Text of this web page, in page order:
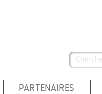
Chercher
pour
:
PARTENAIRES